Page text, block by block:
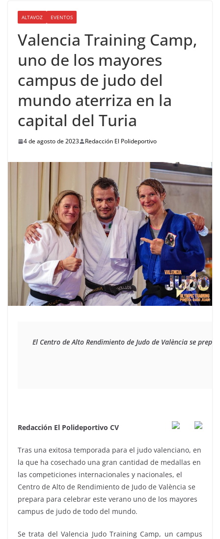
ALTAVOZ EVENTOS
Valencia Training Camp,
uno de los mayores
campus de judo del
mundo aterriza en la
capital del Turia
4 de agosto de 2023 Redacción El Polideportivo
El Centro de Alto Rendimiento de Judo de València se
Redacción El Polideportivo CV
Tras una exitosa temporada para el judo valenciano, en
la que ha cosechado una gran cantidad de medallas en
las competiciones internacionales y nacionales, el
Centro de Alto de Rendimiento de Judo de València se
prepara para celebrar este verano uno de los mayores
campus de judo de todo del mundo.
Se trata del Valencia Judo Training Camp, un campus